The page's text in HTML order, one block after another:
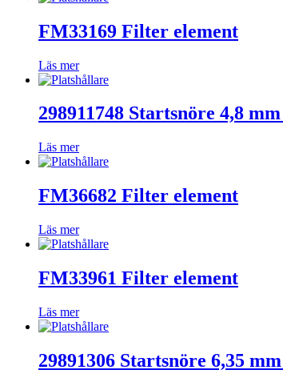
FM33169 Filter element
Läs mer
298911748 Startsnöre 4,8
Läs mer
FM36682 Filter element
Läs mer
FM33961 Filter element
Läs mer
29891306 Startsnöre 6,35